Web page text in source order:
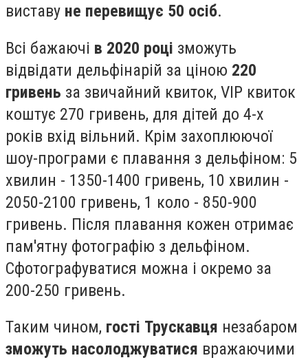
виставу не перевищує 50 осіб.
Всі бажаючі в 2020 році зможуть
відвідати дельфінарій за ціною 220
гривень за звичайний квиток, VIP квиток
коштує 270 гривень, для дітей до 4-х
років вхід вільний. Крім захоплюючої
шоу-програми є плавання з дельфіном: 5
хвилин - 1350-1400 гривень, 10 хвилин -
2050-2100 гривень, 1 коло - 850-900
гривень. Після плавання кожен отримає
пам'ятну фотографію з дельфіном.
Сфотографуватися можна і окремо за
200-250 гривень.
Таким чином, гості Трускавця незабаром
зможуть насолоджуватися вражаючими